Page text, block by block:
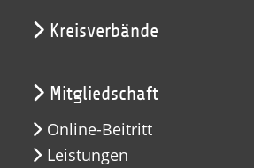
Kreisverbände
Mitgliedschaft
Online-Beitritt
Leistungen